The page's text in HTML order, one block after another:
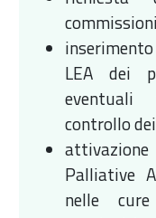
LEA dei
eventuali
controllo
Palliative
nelle